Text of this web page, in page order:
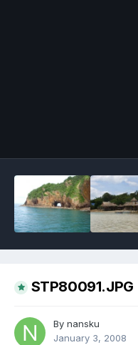
STP80091.JPG
By nansku
January 3, 2008